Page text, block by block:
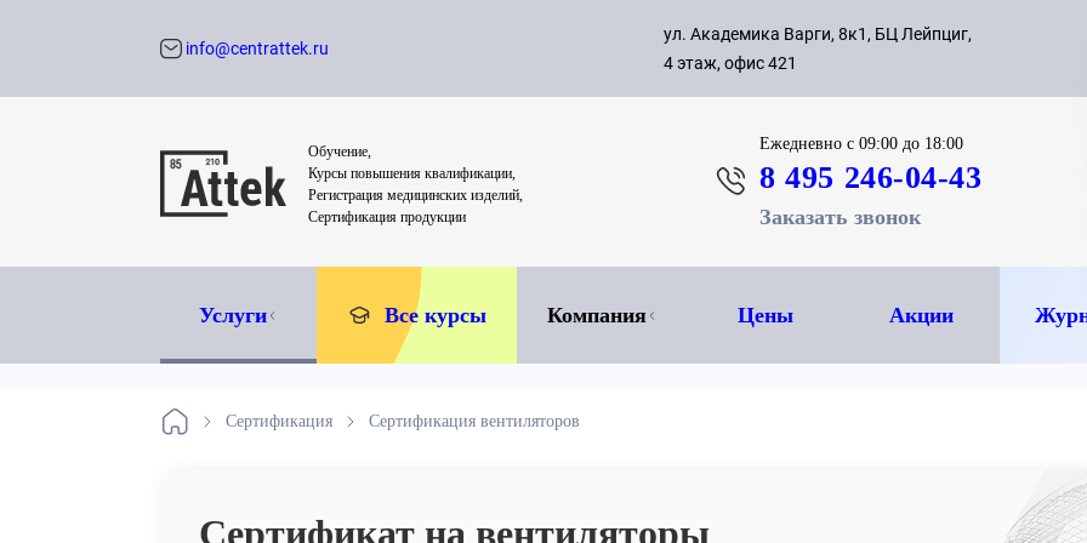
с 09:00
8 495
info@centrattek.ru
ул. Академика Варги, 8к1, БЦ Лейпциг,
4 этаж, офис 421
Обучение,
Курсы повышения квалификации,
Регистрация медицинских изделий,
Сертификация продукции
Ежедневнос 09:00 до 18:00
8 495 246-04-43
Заказать звонок
Услуги Все курсы Компания Цены Акции
Сертификация Сертификация вентиляторов
Сертификат на вентиляторы